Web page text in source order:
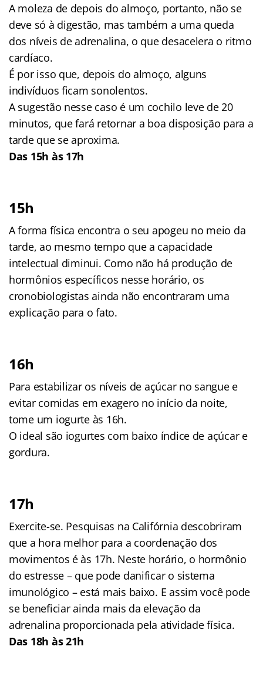
A moleza de depois do almoço, portanto, não se
deve só à digestão, mas também a uma queda
dos níveis de adrenalina, o que desacelera o ritmo
cardíaco.
É por isso que, depois do almoço, alguns
indivíduos ficam sonolentos.
A sugestão nesse caso é um cochilo leve de 20
minutos, que fará retornar a boa disposição para a
tarde que se aproxima.
Das 15h às 17h
15h
A forma física encontra o seu apogeu no meio da
tarde, ao mesmo tempo que a capacidade
intelectual diminui. Como não há produção de
hormônios específicos nesse horário, os
cronobiologistas ainda não encontraram uma
explicação para o fato.
16h
Para estabilizar os níveis de açúcar no sangue e
evitar comidas em exagero no início da noite,
tome um iogurte às 16h.
O ideal são iogurtes com baixo índice de açúcar e
gordura.
17h
Exercite-se. Pesquisas na Califórnia descobriram
que a hora melhor para a coordenação dos
movimentos é às 17h. Neste horário, o hormônio
do estresse – que pode danificar o sistema
imunológico – está mais baixo. E assim você pode
se beneficiar ainda mais da elevação da
adrenalina proporcionada pela atividade física.
Das 18h às 21h